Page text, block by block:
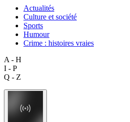
Actualités
Culture et société
Sports
Humour
Crime : histoires vraies
A - H
I - P
Q - Z